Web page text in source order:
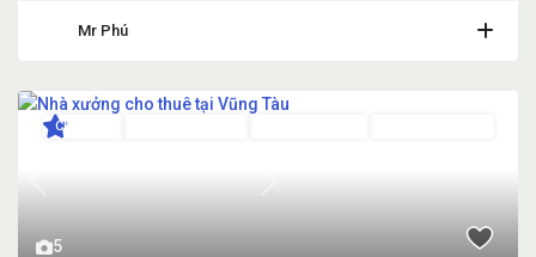
Mr Phú
5
Previous Next
Cho thuê